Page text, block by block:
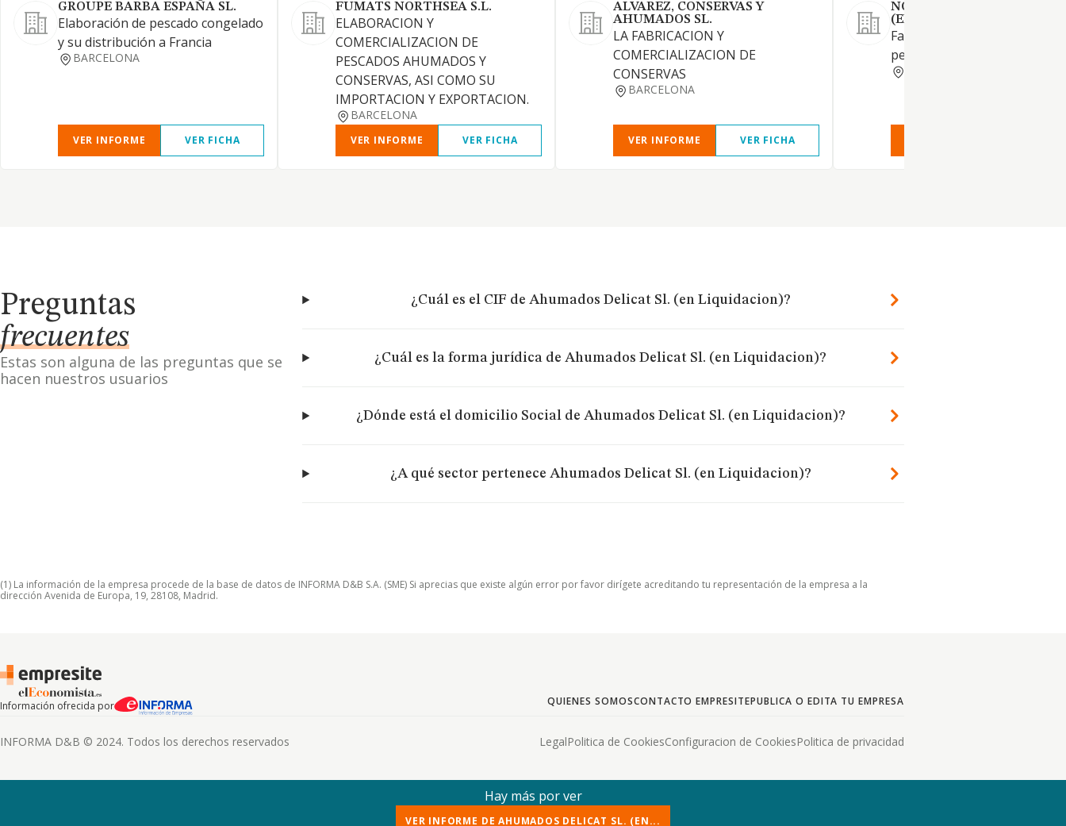
GROUPE BARBA ESPAÑA SL.
Elaboración de pescado congelado
y su distribución a Francia
BARCELONA
VER INFORME VER FICHA
FUMATS NORTHSEA S.L.
ELABORACION Y
COMERCIALIZACION DE
PESCADOS AHUMADOS Y
CONSERVAS, ASI COMO SU
IMPORTACION Y EXPORTACION.
BARCELONA
VER INFORME VER FICHA
ALVAREZ, CONSERVAS Y
AHUMADOS SL.
LA FABRICACION Y
COMERCIALIZACION DE
CONSERVAS
BARCELONA
VER INFORME VER FICHA
NOVATERRA
(EXTINGUIDA)
Fabricación de conservas de
pescado , como bacalao y
Preguntas
frecuentes
Estas son alguna de las preguntas que se
hacen nuestros usuarios
¿Cuál es el CIF de Ahumados Delicat Sl. (en Liquidacion)?
¿Cuál es la forma jurídica de Ahumados Delicat Sl. (en Liquidacion)?
¿Dónde está el domicilio Social de Ahumados Delicat Sl. (en Liquidacion)?
¿A qué sector pertenece Ahumados Delicat Sl. (en Liquidacion)?
(1) La información de la empresa procede de la base de datos de INFORMA D&B S.A. (SME) Si aprecias que existe algún error por favor dirígete acreditando tu representación de la empresa a la
dirección Avenida de Europa, 19, 28108, Madrid.
Información ofrecida por QUIENES SOMOSCONTACTO EMPRESITEPUBLICA O EDITA TU EMPRESA
INFORMA D&B © 2024. Todos los derechos reservados LegalPolitica de CookiesConfiguracion de CookiesPolitica de privacidad
Hay más por ver
VER INFORME DE AHUMADOS DELICAT SL. (EN...